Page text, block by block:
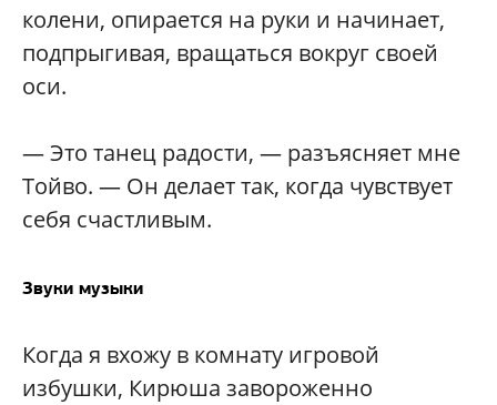
колени, опирается на руки и начинает,
подпрыгивая, вращаться вокруг своей
оси.
— Это танец радости, — разъясняет мне
Тойво. — Он делает так, когда чувствует
себя счастливым.
Звуки музыки
Когда я вхожу в комнату игровой
избушки, Кирюша завороженно